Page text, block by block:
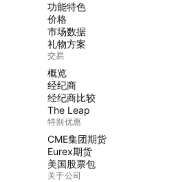
功能特色
价格
市场数据
礼物方案
交易
概览
经纪商
经纪商比较
The Leap
特别优惠
CME集团期货
Eurex期货
美国股票包
关于公司